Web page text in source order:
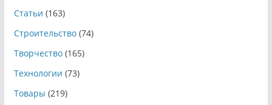
Статьи (163)
Строительство(74)
Творчество(165)
Технологии (73)
Товары (219)